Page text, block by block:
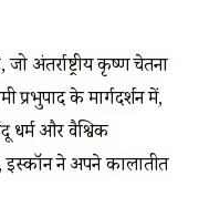
अंतर्राष्ट्रीय कृष्ण चेतना
के मार्गदर्शन में,
धर्म और वैश्विक
इस्कॉन ने अपने कालातीत